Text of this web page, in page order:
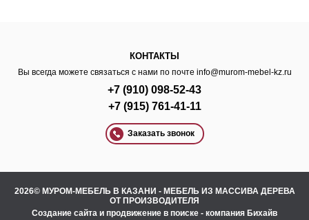
КОНТАКТЫ
Вы всегда можете связаться с нами по почте info@murom-mebel-kz.ru
+7 (910) 098-52-43
+7 (915) 761-41-11
Заказать звонок
2026© МУРОМ-МЕБЕЛЬ В КАЗАНИ - МЕБЕЛЬ ИЗ МАССИВА ДЕРЕВА
ОТ ПРОИЗВОДИТЕЛЯ
Создание сайта и продвижение в поиске - компания Бихайв